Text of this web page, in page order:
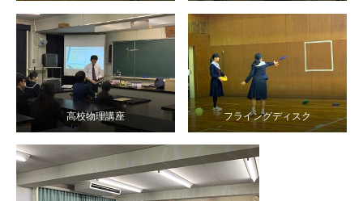
高校物理講座 フライングディスク